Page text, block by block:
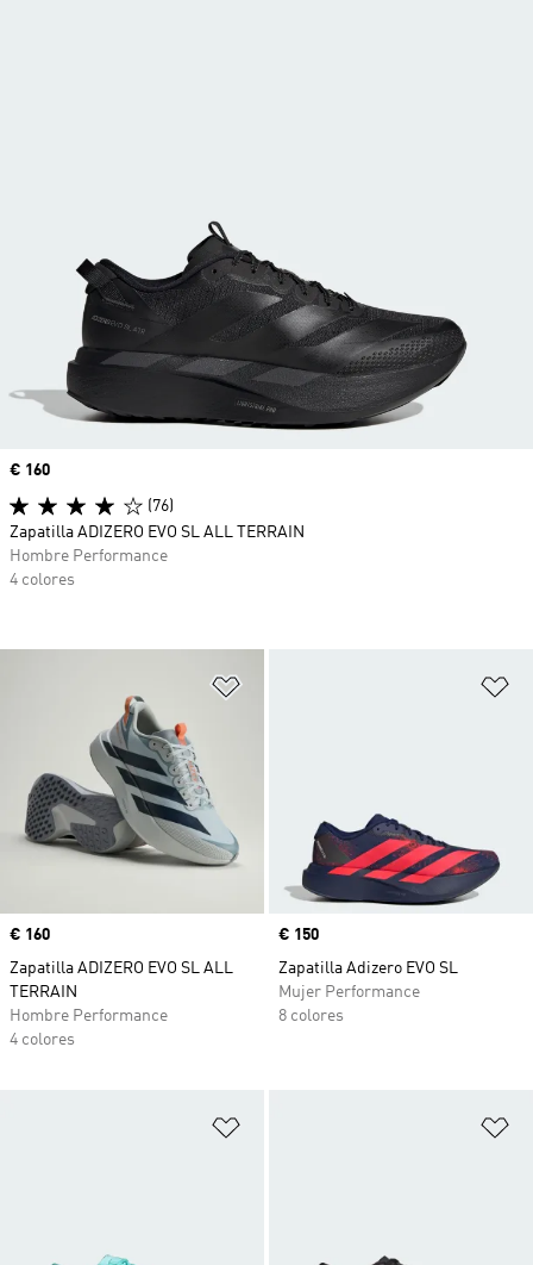
Precio
€ 160
Zapatilla ADIZERO EVO SL ALL
TERRAIN
Hombre Performance
4 colores
Precio
€ 150
Zapatilla Adizero EVO SL
Mujer Performance
8 colores
Precio
€ 160
(76)
Zapatilla ADIZERO EVO SL ALL TERRAIN
Hombre Performance
4 colores